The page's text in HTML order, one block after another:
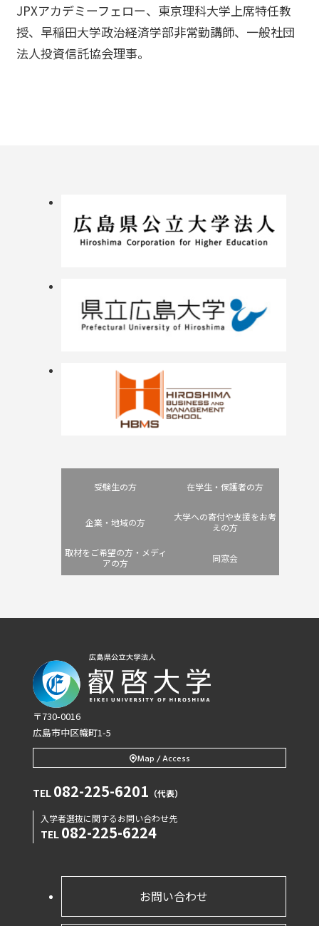
JPXアカデミーフェロー、東京理科大学上席特任教
授、早稲田大学政治経済学部非常勤講師、一般社団
法人投資信託協会理事。
受験生の方 在学生・保護者の方
企業・地域の方
大学への寄付や支援をお考
えの方
取材をご希望の方・メディ
アの方
同窓会
〒730-0016
広島市中区幟町1-5
Map / Access
TEL 082-225-6201 （代表）
入学者選抜に関するお問い合わせ先
TEL 082-225-6224
お問い合わせ